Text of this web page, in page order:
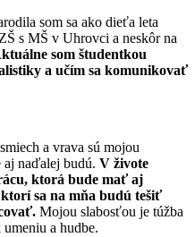
som sa ako dieťa leta
s MŠ v Uhrovci a neskôr na
som študentkou
a učím sa komunikovať
a vrava sú mojou
aj naďalej budú. V živote
ktorá bude mať aj
sa na mňa budú tešiť
Mojou slabosťou je túžba
a hudbe.